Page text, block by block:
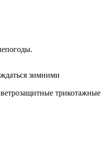
зимними
трикотажные